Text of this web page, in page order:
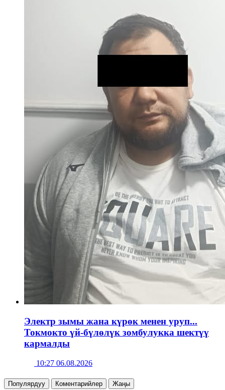
Электр зымы жана күрөк менен уруп...
Токмокто үй-бүлөлүк зомбулукка шектүү
кармалды
10:27 06.08.2026
Популярдуу Коментарийлер Жаңы